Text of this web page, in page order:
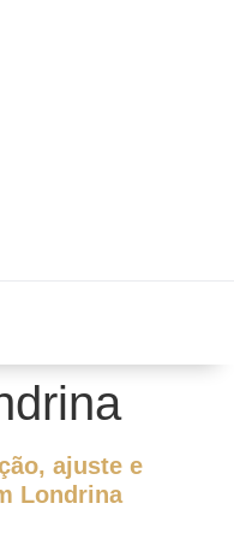
ajuste e
Londrina